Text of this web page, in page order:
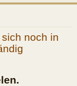
u
noch in